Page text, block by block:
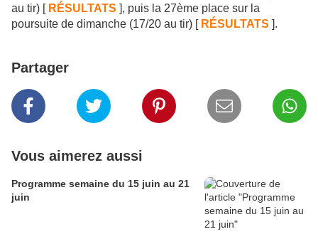
au tir) [ RÉSULTATS ], puis la 27ème place sur la
poursuite de dimanche (17/20 au tir) [ RÉSULTATS ].
Partager
Vous aimerez aussi
Programme semaine du 15 juin au 21
juin